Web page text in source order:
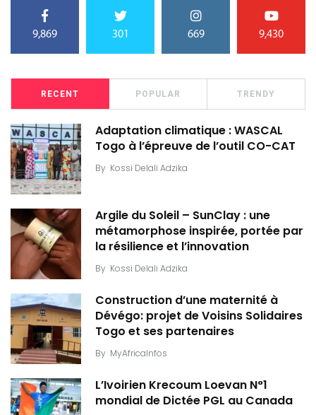
9,869 301 669 9,430
RECENT POPULAR TRENDY
Adaptation climatique : WASCAL
Togo à l’épreuve de l’outil CO-CAT
By Kossi Delali Adzika
Argile du Soleil – SunClay : une
métamorphose inspirée, portée par
la résilience et l’innovation
By Kossi Delali Adzika
Construction d’une maternité à
Dévégo: projet de Voisins Solidaires
Togo et ses partenaires
By MyAfricaInfos
L’Ivoirien Krecoum Loevan N°1
mondial de Dictée PGL au Canada